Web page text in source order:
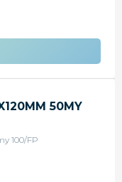
50MY
100/FP